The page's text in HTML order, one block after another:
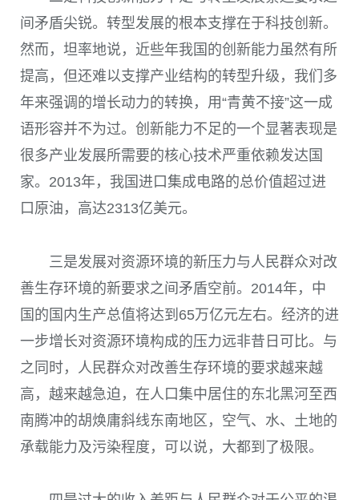
间矛盾尖锐。转型发展的根本支撑在于科技创新。
然而，坦率地说，近些年我国的创新能力虽然有所
提高，但还难以支撑产业结构的转型升级，我们多
年来强调的增长动力的转换，用“青黄不接”这一成
语形容并不为过。创新能力不足的一个显著表现是
很多产业发展所需要的核心技术严重依赖发达国
家。2013年，我国进口集成电路的总价值超过进
口原油，高达2313亿美元。
三是发展对资源环境的新压力与人民群众对改
善生存环境的新要求之间矛盾空前。2014年，中
国的国内生产总值将达到65万亿元左右。经济的进
一步增长对资源环境构成的压力远非昔日可比。与
之同时，人民群众对改善生存环境的要求越来越
高，越来越急迫，在人口集中居住的东北黑河至西
南腾冲的胡焕庸斜线东南地区，空气、水、土地的
承载能力及污染程度，可以说，大都到了极限。